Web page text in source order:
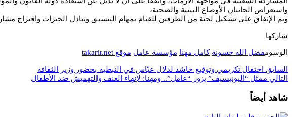
واستعراض الجانبان الأوضاع البيئية والصحية،
وتم الإتفاق على تشكيل لجنة من الطرفين للقيام بمهام التنسيق وتبادل الخبرات واقتراح
شاركها
الوسومفضل الله حسونة كامل مهنا مؤسسة عامل موقع takarir.net
السابق احتفال تكريمي وتوقيع حاشد لدلال عبّاس في النبطية بحضور وزير الثقافة
التالي ممثل “اليونيسيف” يزور “عامل”.. ومهنا: لإنهاء العنف والتهميش ضد الأطفال
شاهد أيضاً